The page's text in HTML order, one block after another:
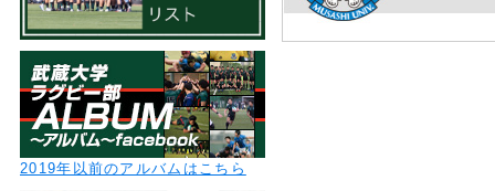
2019年以前のアルバムはこちら